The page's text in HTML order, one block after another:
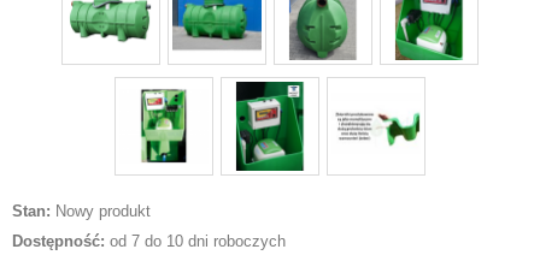
Stan: Nowy produkt
Dostępność: od 7 do 10 dni roboczych